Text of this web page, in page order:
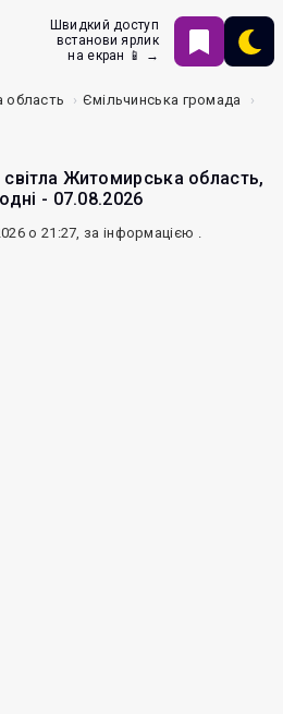
Швидкий доступ
встанови ярлик
на екран 📱 →
область
Ємільчинська громада
Житомирська область,
- 07.08.2026
о 21:27, за інформацією .